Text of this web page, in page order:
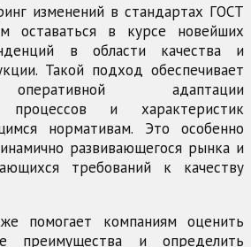
изменений в стандартах ГОСТ
оставаться в курсе новейших
в области качества и
Такой подход обеспечивает
адаптации
процессов и характеристик
нормативам. Это особенно
развивающегося рынка и
требований к качеству
помогает компаниям оценить
преимущества и определить